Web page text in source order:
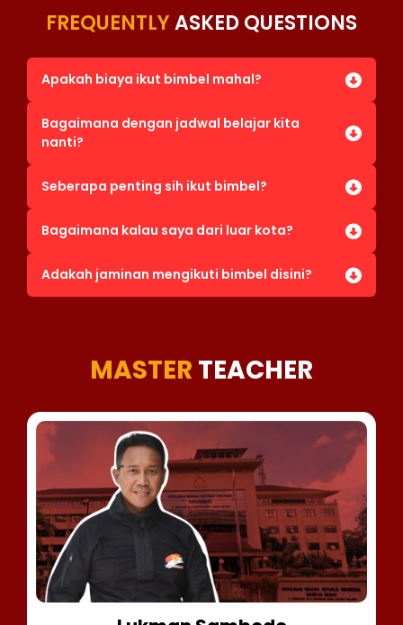
FREQUENTLYASKED QUESTIONS
Apakah biaya ikut bimbel mahal?
Bagaimana dengan jadwal belajar kita
nanti?
Seberapa penting sih ikut bimbel?
Bagaimana kalau saya dari luar kota?
Adakah jaminan mengikuti bimbel disini?
MASTER TEACHER